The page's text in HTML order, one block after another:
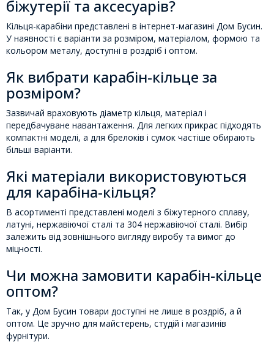
біжутерії та аксесуарів?
Кільця-карабіни представлені в інтернет-магазині Дом Бусин.
У наявності є варіанти за розміром, матеріалом, формою та
кольором металу, доступні в роздріб і оптом.
Як вибрати карабін-кільце за
розміром?
Зазвичай враховують діаметр кільця, матеріал і
передбачуване навантаження. Для легких прикрас підходять
компактні моделі, а для брелоків і сумок частіше обирають
більші варіанти.
Які матеріали використовуються
для карабіна-кільця?
В асортименті представлені моделі з біжутерного сплаву,
латуні, нержавіючої сталі та 304 нержавіючої сталі. Вибір
залежить від зовнішнього вигляду виробу та вимог до
міцності.
Чи можна замовити карабін-кільце
оптом?
Так, у Дом Бусин товари доступні не лише в роздріб, а й
оптом. Це зручно для майстерень, студій і магазинів
фурнітури.